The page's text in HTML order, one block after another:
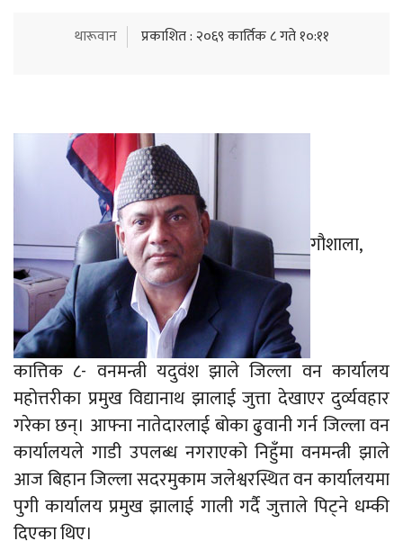
थारूवान प्रकाशित : २०६९ कार्तिक ८ गते १०:११
गौशाला,
कात्तिक ८- वनमन्त्री यदुवंश झाले जिल्ला वन कार्यालय
महोत्तरीका प्रमुख विद्यानाथ झालाई जुत्ता देखाएर दुर्व्यवहार
गरेका छन्। आफ्ना नातेदारलाई बोका ढुवानी गर्न जिल्ला वन
कार्यालयले गाडी उपलब्ध नगराएको निहुँमा वनमन्त्री झाले
आज बिहान जिल्ला सदरमुकाम जलेश्वरस्थित वन कार्यालयमा
पुगी कार्यालय प्रमुख झालाई गाली गर्दै जुत्ताले पिट्ने धम्की
दिएका थिए।